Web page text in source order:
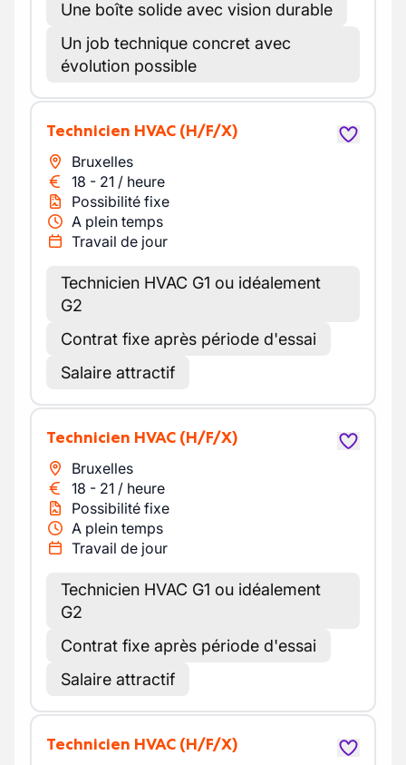
Une boîte solide avec vision durable
Un job technique concret avec
évolution possible
Technicien HVAC (H/F/X)
Bruxelles
18 - 21 / heure
Possibilité fixe
A plein temps
Travail de jour
Technicien HVAC G1 ou idéalement
G2
Contrat fixe après période d'essai
Salaire attractif
Technicien HVAC (H/F/X)
Bruxelles
18 - 21 / heure
Possibilité fixe
A plein temps
Travail de jour
Technicien HVAC G1 ou idéalement
G2
Contrat fixe après période d'essai
Salaire attractif
Technicien HVAC (H/F/X)